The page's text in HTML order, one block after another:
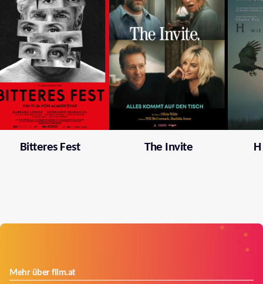
Bitteres Fest The Invite
Mehr über film.at